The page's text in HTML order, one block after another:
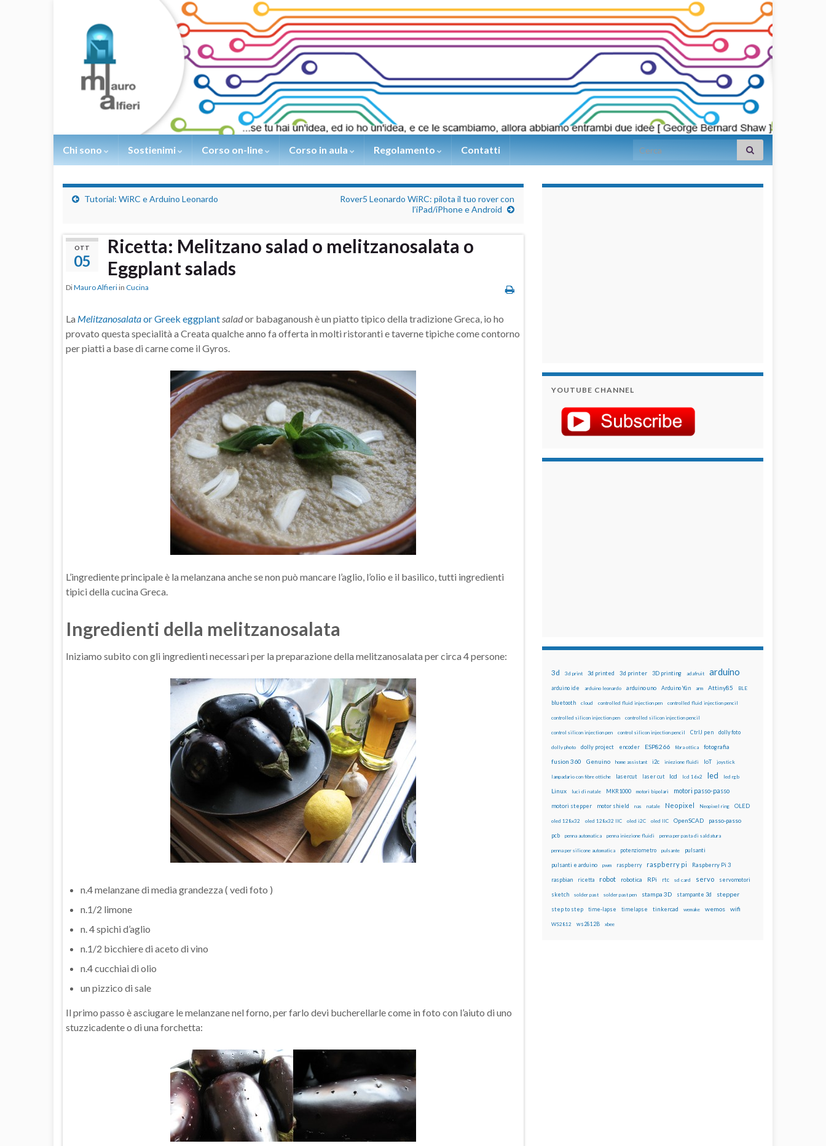
Chi sono Sostienimi Corso on-line Corso in aula Regolamento Contatti Search for:
Tutorial: WiRC e Arduino Leonardo
Rover5 Leonardo WiRC: pilota il tuo rover con
l’iPad/iPhone e Android
OTT
05
Ricetta: Melitzano salad o melitzanosalata o
Eggplant salads
DiMauro Alfieri in Cucina
La Melitzanosalataor Greek eggplantsalador babaganoush è un piatto tipico della tradizione Greca, io ho
provato questa specialità a Creata qualche anno fa offerta in molti ristoranti e taverne tipiche come contorno
per piatti a base di carne come il Gyros.
L’ingrediente principale è la melanzana anche se non può mancare l’aglio, l’olio e il basilico, tutti ingredienti
tipici della cucina Greca.
Ingredienti della melitzanosalata
Iniziamo subito con gli ingredienti necessari per la preparazione della melitzanosalata per circa 4 persone:
n.4 melanzane di media grandezza ( vedi foto )
n.1/2 limone
n. 4 spichi d’aglio
n.1/2 bicchiere di aceto di vino
n.4 cucchiai di olio
un pizzico di sale
Il primo passo è asciugare le melanzane nel forno, per farlo devi bucherellarle come in foto con l’aiuto di uno
stuzzicadente o di una forchetta:
YOUTUBE CHANNEL
3d 3d print 3d printed 3d printer 3D printing adafruit arduino
arduino ide arduino leonardo arduino uno Arduino Yún arm Attiny85 BLE
bluetooth cloud controlled fluid injection pen controlled fluid injection pencil
controlled silicon injection pen controlled silicon injection pencil
control silicon injection pen control silicon injection pencil CtrlJ pen dolly foto
dolly photo dolly project encoder ESP8266 fibra ottica fotografia
fusion 360 Genuino home assistant i2c iniezione fluidi IoT joystick
lampadario con fibre ottiche lasercut laser cut lcd lcd 16x2 led led rgb
Linux luci di natale MKR1000 motori bipolari motori passo-passo
motori stepper motor shield nas natale Neopixel Neopixel ring OLED
oled 128x32 oled 128x32 IIC oled i2C oled IIC OpenSCAD passo-passo
pcb penna automatica penna iniezione fluidi penna per pasta di saldatura
penna per silicone automatica potenziometro pulsante pulsanti
pulsanti e arduino pwm raspberry raspberry pi Raspberry Pi 3
raspbian ricetta robot robotica RPi rtc sd card servo servomotori
sketch solder past solder past pen stampa 3D stampante 3d stepper
step to step time-lapse timelapse tinkercad wemake wemos wifi
WS2812 ws2812B xbee